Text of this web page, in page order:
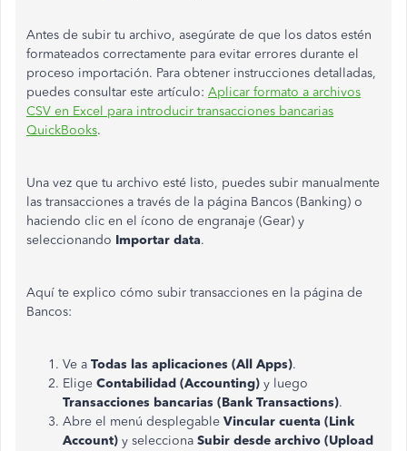
Antes de subir tu archivo, asegúrate de que los datos estén
formateados correctamente para evitar errores durante el
proceso importación. Para obtener instrucciones detalladas,
puedes consultar este artículo: Aplicar formato a archivos
CSV en Excel para introducir transacciones bancarias
QuickBooks.
Una vez que tu archivo esté listo, puedes subir manualmente
las transacciones a través de la página Bancos (Banking) o
haciendo clic en el ícono de engranaje (Gear) y
seleccionando Importar data.
Aquí te explico cómo subir transacciones en la página de
Bancos:
Ve a Todas las aplicaciones (All Apps).
Elige Contabilidad (Accounting) y luego
Transacciones bancarias (Bank Transactions).
Abre el menú desplegable Vincular cuenta (Link
Account) y selecciona Subir desde archivo (Upload